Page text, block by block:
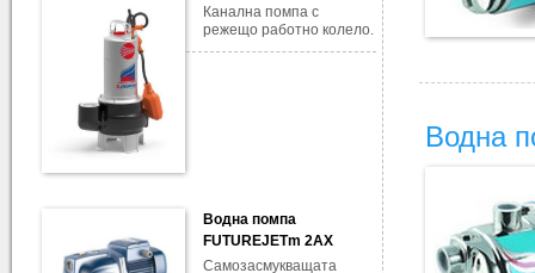
Канална помпа с
режещо работно колело.
Водна помпа
FUTUREJETm 2AX
Самозасмукващата
Водна